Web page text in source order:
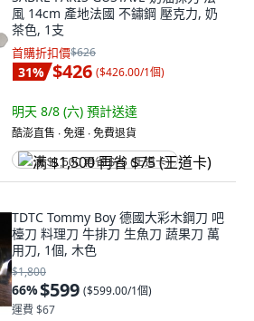
風 14cm 產地法國 不鏽鋼 壓克力, 奶
茶色, 1支
首購折扣價$626
31% $426 ($426.00/1個)
明天 8/8 (六) 預計送達
酷澎直售 ∙ 免運 ∙ 免費退貨
满 $1,500 再省 $75 (王道卡)
TDTC Tommy Boy 德國大彩木鋼刀 吧
檯刀 料理刀 牛排刀 生魚刀 蔬果刀 萬
用刀, 1個, 木色
$1,800
66%$599 ($599.00/1個)
運費 $67